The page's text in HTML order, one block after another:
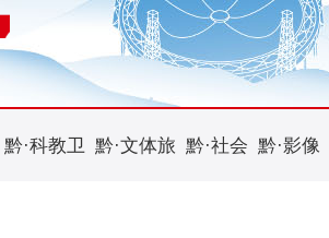
黔·科教卫 黔·文体旅 黔·社会 黔·影像